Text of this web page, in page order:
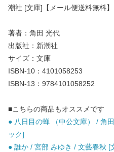
潮社 [文庫]【メール便送料無料】
著者：角田 光代
出版社：新潮社
サイズ：文庫
ISBN-10：4101058253
ISBN-13：9784101058252
■こちらの商品もオススメです
● 八日目の蝉 （中公文庫） / 角
ック]
● 誰か / 宮部 みゆき / 文藝春秋 [